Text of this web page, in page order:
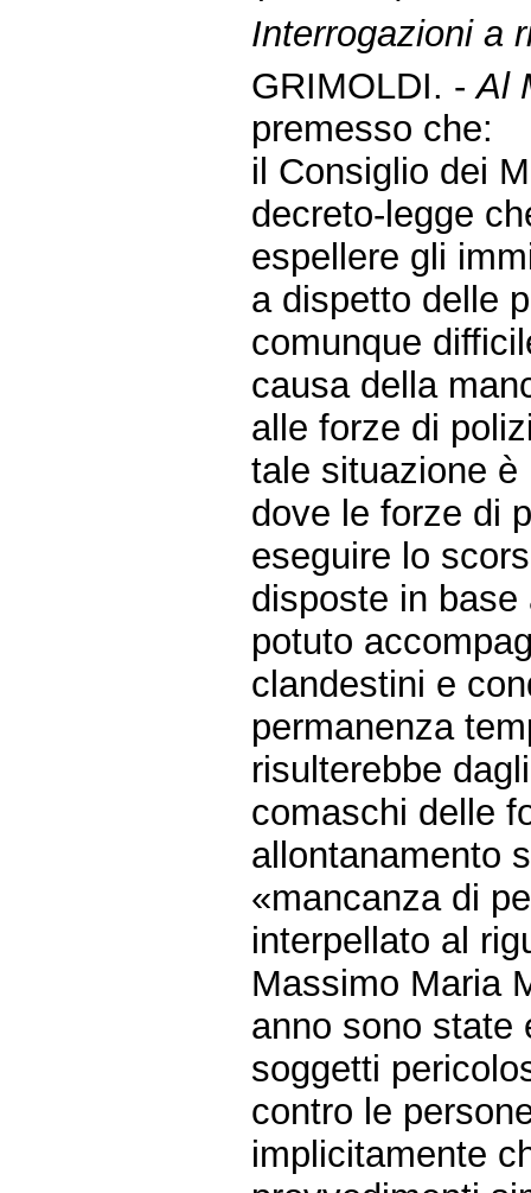
Interrogazioni a
GRIMOLDI. -Al
premesso che:
il Consiglio dei
decreto-legge
espellere gli
a dispetto delle
comunque
causa della
alle forze di
tale situazione
dove le forze di
eseguire lo
disposte in
potuto
clandestini e
permanenza
risulterebbe
comaschi delle
allontanamento
«mancanza di
interpellato al
Massimo Maria
anno sono state
soggetti
contro le
implicitamente